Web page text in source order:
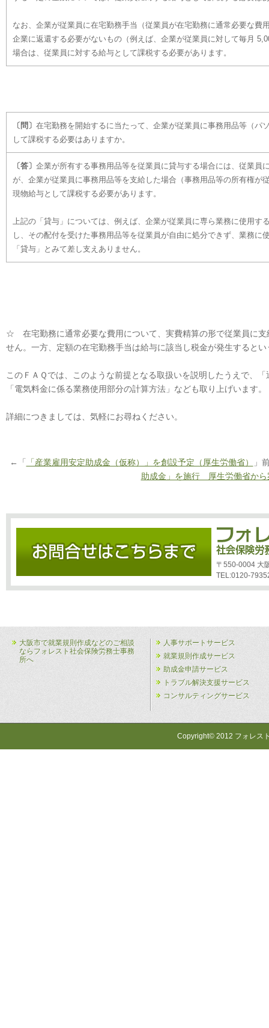
なお、企業が従業員に在宅勤務手当（従業員が在宅勤務に通常必要な費
企業に返還する必要がないもの（例えば、企業が従業員に対して毎月
場合は、従業員に対する給与として課税する必要があります。
〔問〕 在宅勤務を開始するに当たって、企業が従業員に事務用品等（パ
して課税する必要はありますか。
〔答〕 企業が所有する事務用品等を従業員に貸与する場合には、従業員
が、企業が従業員に事務用品等を支給した場合（事務用品等の所有権が
現物給与として課税する必要があります。
上記の「貸与」については、例えば、企業が従業員に専ら業務に使用
し、その配付を受けた事務用品等を従業員が自由に処分できず、業務に
「貸与」とみて差し支えありません。
☆ 在宅勤務に通常必要な費用について、実費精算の形で従業員に支
せん。一方、定額の在宅勤務手当は給与に該当し税金が発生すると
このＦＡＱでは、このような前提となる取扱いを説明したうえで、
「電気料金に係る業務使用部分の計算方法」なども取り上げいます。
詳細につきましては、気軽にお尋ねください。
←「 「産業雇用安定助成金（仮称）」を創設予定（厚生労働省）
」
助成金」を施行 厚生労働省から
〒550-0004 大
TEL:0120-
大阪市で就業規則作成などのご相談
ならフォレスト社会保険労務士事務
所へ
人事サポートサービス
就業規則作成サービス
助成金申請サービス
トラブル解決支援サービス
コンサルティングサービス
Copyright© 2012 フォレス